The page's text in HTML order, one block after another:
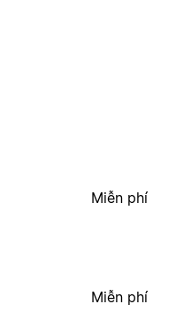
Miễn phí
Miễn phí